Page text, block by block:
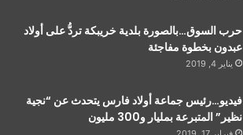
حرب السوق…بالصورة بلدية خريبكة تردُّ على أولاد
عبدون بخطوة مفاجئة
يناير 4, 2019
فيديو…رئيس جماعة أولاد فارس يتحدث عن “نجية
نظير” المتبرعة بمليار و300 مليون